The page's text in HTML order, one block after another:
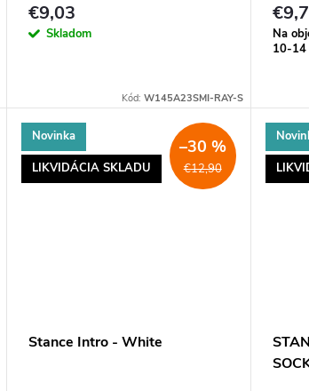
€9,03
Skladom
Kód: W145A23SMI-RAY-S
Na
10-14
Novinka
LIKVIDÁCIA SKLADU
€12,90
–30 %
Stance Intro - White